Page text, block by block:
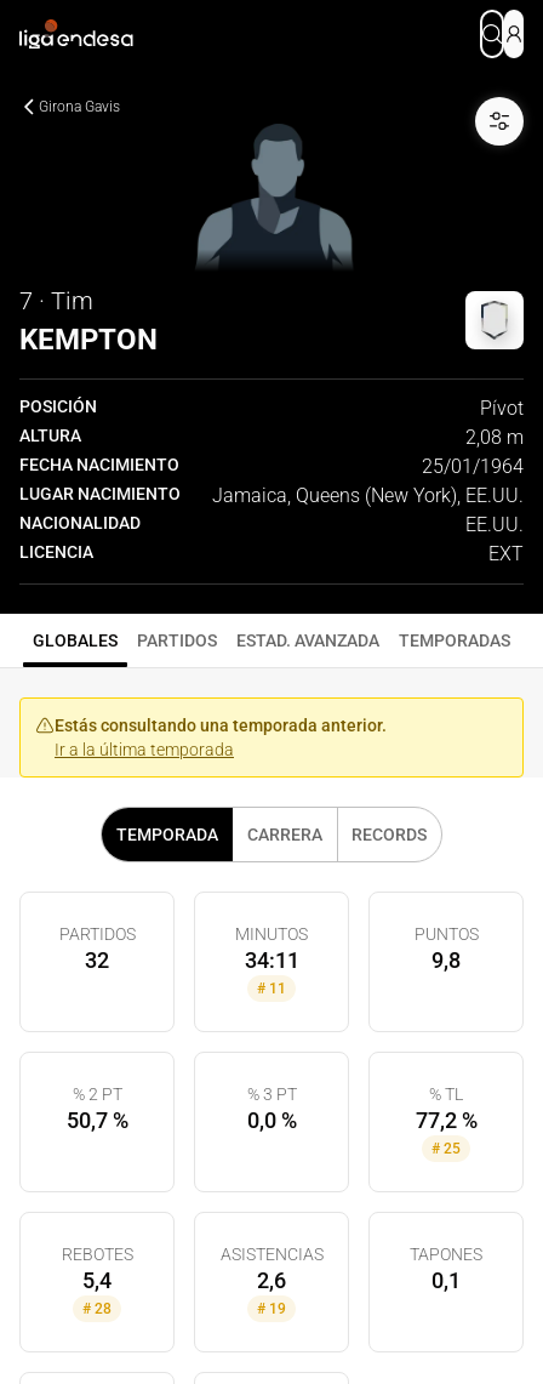
Girona Gavis
7 · Tim
KEMPTON
POSICIÓN Pívot
ALTURA 2,08 m
FECHA NACIMIENTO 25/01/1964
LUGAR NACIMIENTO Jamaica, Queens (New York), EE.UU.
NACIONALIDAD EE.UU.
LICENCIA EXT
GLOBALES PARTIDOS ESTAD. AVANZADA TEMPORADAS
Estás consultando una temporada anterior.
Ir a la última temporada
TEMPORADA CARRERA RECORDS
PARTIDOS
32
MINUTOS
34:11
# 11
PUNTOS
9,8
% 2 PT
50,7 %
% 3 PT
0,0 %
% TL
77,2 %
# 25
REBOTES
5,4
# 28
ASISTENCIAS
2,6
# 19
TAPONES
0,1